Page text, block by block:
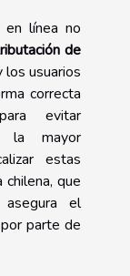
línea no
de
usuarios
correcta
evitar
la mayor
estas
que
el
parte de